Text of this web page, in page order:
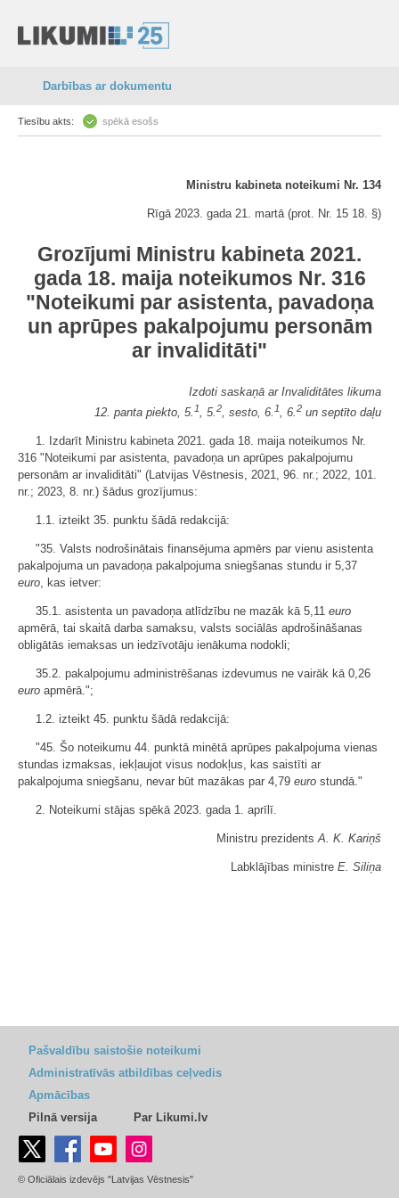
Darbības ar dokumentu
Tiesību akts: spēkā esošs
Ministru kabineta noteikumi Nr. 134
Rīgā 2023. gada 21. martā (prot. Nr. 15 18. §)
Grozījumi Ministru kabineta 2021.
gada 18. maija noteikumos Nr. 316
"Noteikumi par asistenta, pavadoņa
un aprūpes pakalpojumu personām
ar invaliditāti"
Izdoti saskaņā ar Invaliditātes likuma
12. panta piekto, 5. 1, 5.2, sesto, 6. 1, 6.2 un septīto daļu
1. Izdarīt Ministru kabineta 2021. gada 18. maija noteikumos Nr.
316 "Noteikumi par asistenta, pavadoņa un aprūpes pakalpojumu
personām ar invaliditāti" (Latvijas Vēstnesis, 2021, 96. nr.; 2022, 101.
nr.; 2023, 8. nr.) šādus grozījumus:
1.1. izteikt 35. punktu šādā redakcijā:
"35. Valsts nodrošinātais finansējuma apmērs par vienu asistenta
pakalpojuma un pavadoņa pakalpojuma sniegšanas stundu ir 5,37
euro, kas ietver:
35.1. asistenta un pavadoņa atlīdzību ne mazāk kā 5,11 euro
apmērā, tai skaitā darba samaksu, valsts sociālās apdrošināšanas
obligātās iemaksas un iedzīvotāju ienākuma nodokli;
35.2. pakalpojumu administrēšanas izdevumus ne vairāk kā 0,26
euro apmērā.";
1.2. izteikt 45. punktu šādā redakcijā:
"45. Šo noteikumu 44. punktā minētā aprūpes pakalpojuma vienas
stundas izmaksas, iekļaujot visus nodokļus, kas saistīti ar
pakalpojuma sniegšanu, nevar būt mazākas par 4,79 euro stundā."
2. Noteikumi stājas spēkā 2023. gada 1. aprīlī.
Ministru prezidentsA. K. Kariņš
Labklājības ministre E. Siliņa
Pašvaldību saistošie noteikumi
Administratīvās atbildības ceļvedis
Apmācības
Pilnā versija
Par Likumi.lv
© Oficiālais izdevējs "Latvijas Vēstnesis"